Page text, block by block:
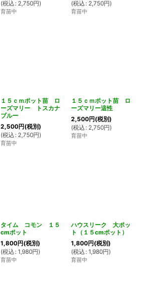
(税込 : 2,750円)
育苗中
(税込 : 2,750円)
育苗中
１５ｃｍポット苗 ロ
ーズマリー トスカナ
ブルー
2,500円(税別)
(税込 : 2,750円)
育苗中
１５ｃｍポット苗 ロ
ーズマリー這性
2,500円(税別)
(税込 : 2,750円)
育苗中
タイム コモン １５
cmポット
1,800円(税別)
(税込 : 1,980円)
育苗中
ハウスリーク 大ポッ
ト（１５cmポット）
1,800円(税別)
(税込 : 1,980円)
育苗中